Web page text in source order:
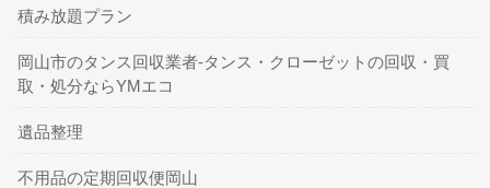
積み放題プラン
岡山市のタンス回収業者-タンス・クローゼットの回収・買
取・処分ならYMエコ
遺品整理
不用品の定期回収便岡山